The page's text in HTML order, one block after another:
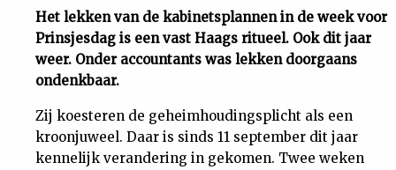
Uit
Het lekken van de kabinetsplannen in de week voor
Prinsjesdag is een vast Haags ritueel. Ook dit jaar
weer. Onder accountants was lekken doorgaans
ondenkbaar.
Zij koesteren de geheimhoudingsplicht als een
kroonjuweel. Daar is sinds 11 september dit jaar
kennelijk verandering in gekomen. Twee weken